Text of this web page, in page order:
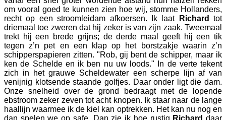
om vooral goed te kunnen zien hoe wij, stomme Hollanders,
recht op een stroomleidam afkoersen. Ik laat
Richard
tot
driemaal toe zweren dat hij zeker is van zijn zaak. Tweemaal
trekt hij een brede grijns; de derde maal geeft hij een tik
tegen z’n pet en een klap op het borstzakje waarin z’n
schipperspapieren zitten. "Rob, gij bent de schipper, maar ik
ken de Schelde en ik ben nu uw loods." In de verte tekent
zich in het grauwe Scheldewater een scherpe lijn af van
venijnig klotsende staande golfjes. Daar onder ligt die dam.
Onze snelheid over de grond bedraagt met de lopende
ebstroom zeker zeven tot acht knopen. Ik staar naar de lange
haallijn waarmee ik de kiel kan optrekken. Het kan nu nog en
dan spelen we op safe. Dan zie ik hoe rustig Richarddaar